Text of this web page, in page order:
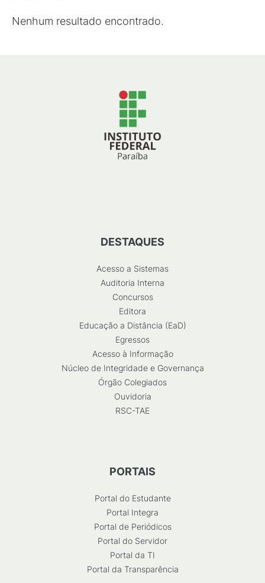
Nenhum resultado encontrado.
DESTAQUES
Acesso a Sistemas
Auditoria Interna
Concursos
Editora
Educação a Distância (EaD)
Egressos
Acesso à Informação
Núcleo de Integridade e Governança
Órgão Colegiados
Ouvidoria
RSC-TAE
PORTAIS
Portal do Estudante
Portal Integra
Portal de Periódicos
Portal do Servidor
Portal da TI
Portal da Transparência